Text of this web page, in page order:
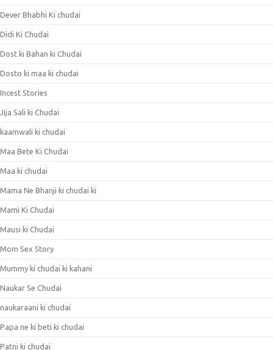
Dever Bhabhi Ki chudai
Didi Ki Chudai
Dost ki Bahan ki Chudai
Dosto ki maa ki chudai
Incest Stories
Jija Sali ki Chudai
kaamwali ki chudai
Maa Bete Ki Chudai
Maa ki chudai
Mama Ne Bhanji ki chudai ki
Mami Ki Chudai
Mausi ki Chudai
Mom Sex Story
Mummy ki chudai ki kahani
Naukar Se Chudai
naukaraani ki chudai
Papa ne ki beti ki chudai
Patni ki chudai